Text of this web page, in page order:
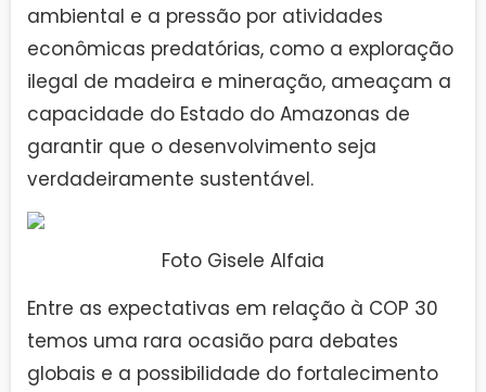
ambiental e a pressão por atividades
econômicas predatórias, como a exploração
ilegal de madeira e mineração, ameaçam a
capacidade do Estado do Amazonas de
garantir que o desenvolvimento seja
verdadeiramente sustentável.
Foto Gisele Alfaia
Entre as expectativas em relação à COP 30
temos uma rara ocasião para debates
globais e a possibilidade do fortalecimento